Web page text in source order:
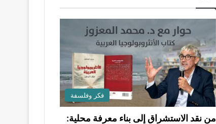
فكر وفلسفة
من نقد الاستشراق إلى بناء معرفة محلية: